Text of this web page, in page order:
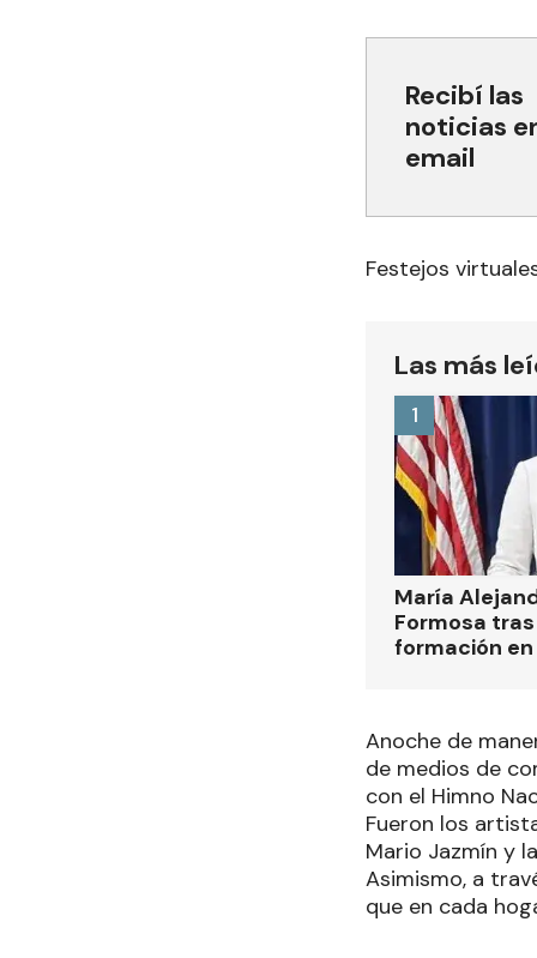
Recibí las
noticias
email
Festejos
Las más
María
Formosa
formación
1
Anoche de
de medios de
con el Himno
Fueron los
Mario Jazmín y
Asimismo, a
que en cada